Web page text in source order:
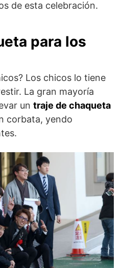
de esta celebración.
para los
Los chicos lo tiene
La gran mayoría
un traje de chaqueta
corbata, yendo